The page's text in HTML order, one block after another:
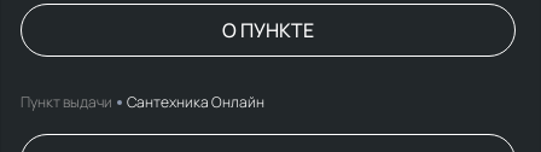
О ПУНКТЕ
Пункт выдачи Сантехника Онлайн